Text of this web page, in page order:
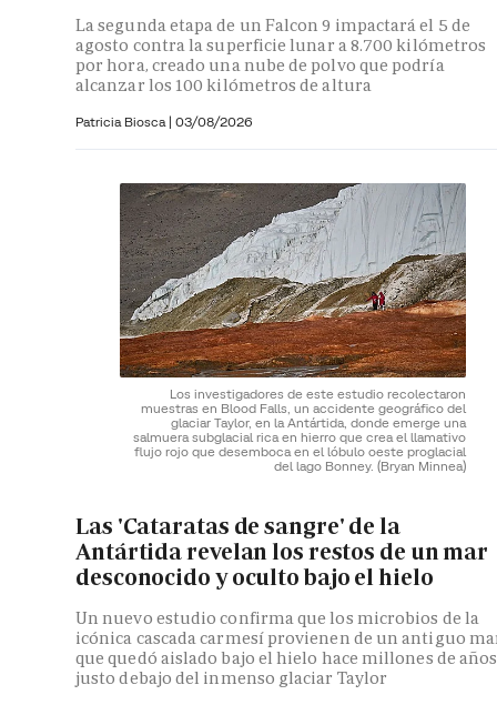
La segunda etapa de un Falcon 9 impactará el 5 de
agosto contra la superficie lunar a 8.700 kilómetros
por hora, creado una nube de polvo que podría
alcanzar los 100 kilómetros de altura
Patricia Biosca | 03/08/2026
Los investigadores de este estudio recolectaron
muestras en Blood Falls, un accidente geográfico del
glaciar Taylor, en la Antártida, donde emerge una
salmuera subglacial rica en hierro que crea el llamativo
flujo rojo que desemboca en el lóbulo oeste proglacial
del lago Bonney. (Bryan Minnea)
Las 'Cataratas de sangre' de la
Antártida revelan los restos de un mar
desconocido y oculto bajo el hielo
Un nuevo estudio confirma que los microbios de la
icónica cascada carmesí provienen de un antiguo
que quedó aislado bajo el hielo hace millones de años
justo debajo del inmenso glaciar Taylor